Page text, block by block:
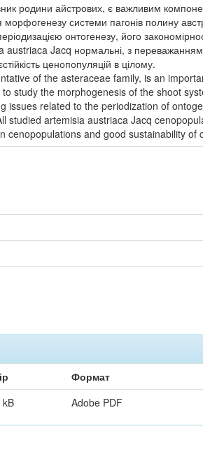
родини айстрових, є важливим
системи пагонів полину
онтогенезу, його
austriaca Jacq нормальні, з
ценопопуляцій в цілому.
of the asteraceae family, is an
study the morphogenesis of the shoot
issues related to the periodization of
studied artemisia austriaca Jacq
and good sustainability of
Формат
kB Adobe PDF